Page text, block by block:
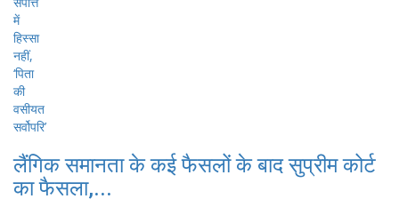
लैंगिक समानता के कई फैसलों के बाद सुप्रीम कोर्ट
का फैसला,...